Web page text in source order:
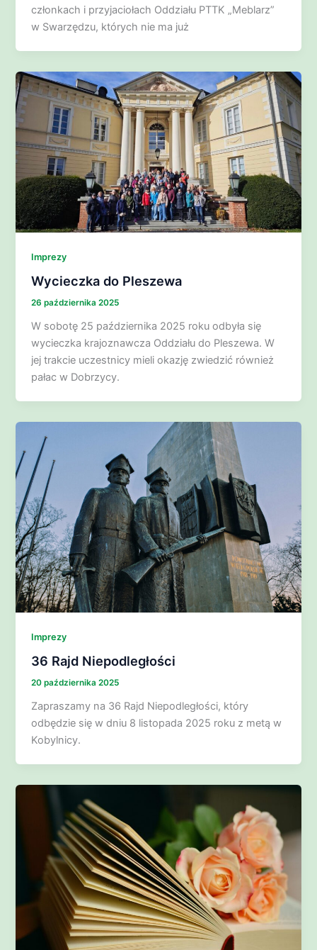
członkach i przyjaciołach Oddziału PTTK „Meblarz”
w Swarzędzu, których nie ma już
Imprezy
Wycieczka do Pleszewa
26 października 2025
W sobotę 25 października 2025 roku odbyła się
wycieczka krajoznawcza Oddziału do Pleszewa. W
jej trakcie uczestnicy mieli okazję zwiedzić również
pałac w Dobrzycy.
Imprezy
36 Rajd Niepodległości
20 października 2025
Zapraszamy na 36 Rajd Niepodległości, który
odbędzie się w dniu 8 listopada 2025 roku z metą w
Kobylnicy.